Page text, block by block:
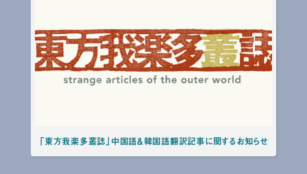
「東方我楽多叢誌」中国語＆韓国語翻訳記事に関するお知らせ